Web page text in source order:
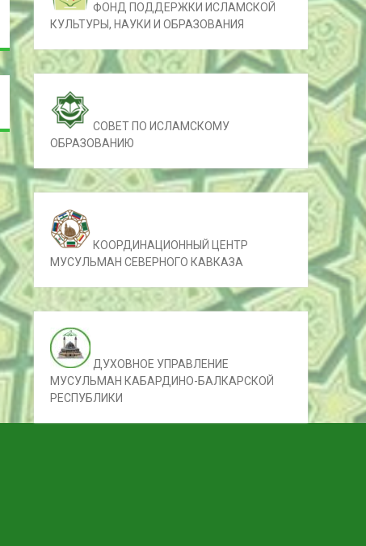
ФОНД ПОДДЕРЖКИ ИСЛАМСКОЙ
КУЛЬТУРЫ, НАУКИ И ОБРАЗОВАНИЯ
СОВЕТ ПО ИСЛАМСКОМУ
ОБРАЗОВАНИЮ
КООРДИНАЦИОННЫЙ ЦЕНТР
МУСУЛЬМАН СЕВЕРНОГО КАВКАЗА
ДУХОВНОЕ УПРАВЛЕНИЕ
МУСУЛЬМАН КАБАРДИНО-БАЛКАРСКОЙ
РЕСПУБЛИКИ